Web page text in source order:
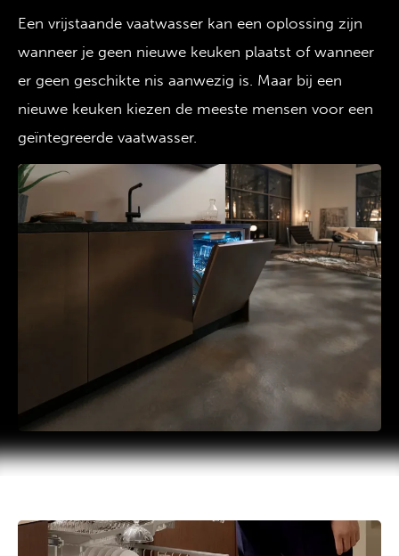
Een vrijstaande vaatwasser kan een oplossing zijn
wanneer je geen nieuwe keuken plaatst of wanneer
er geen geschikte nis aanwezig is. Maar bij een
nieuwe keuken kiezen de meeste mensen voor een
geïntegreerde vaatwasser.